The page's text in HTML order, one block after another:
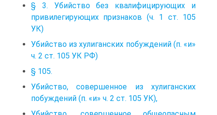
§ 3. Убийство без квалифицирующих и
привилегирующих признаков (ч. 1 ст. 105
УК)
Убийство из хулиганских побуждений (п. «и»
ч. 2 ст. 105 УК РФ)
§ 105.
Убийство, совершенное из хулиганских
побуждений (п. «и» ч. 2 ст. 105 УК),